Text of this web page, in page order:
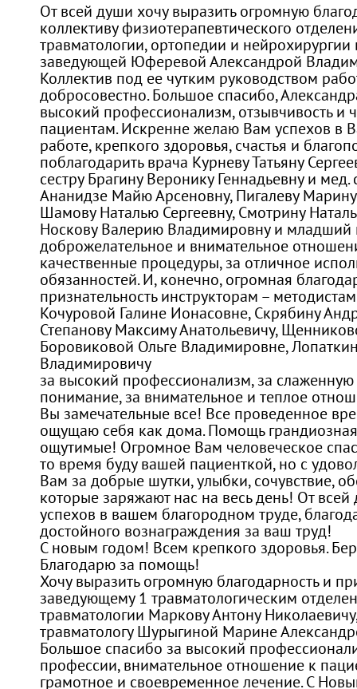
От всей души хочу выразить огромную
коллективу физиотерапевтического
травматологии, ортопедии и нейрохирургии
заведующей Юферевой Александрой
Коллектив под ее чутким руководством
добросовестно. Большое спасибо,
высокий профессионализм, отзывчивость и
пациентам. Искренне желаю Вам успехов в
работе, крепкого здоровья, счастья и
поблагодарить врача Курневу Татьяну
сестру Брагину Веронику Геннадьевну и
Ананидзе Майю Арсеновну, Пигалеву
Шамову Наталью Сергеевну, Смотрину
Носкову Валерию Владимировну и младший
доброжелательное и внимательное
качественные процедуры, за отличное
обязанностей. И, конечно, огромная
признательность инструкторам –
Кочуровой Галине Ионасовне, Скрябину
Степанову Максиму Анатольевичу,
Боровиковой Ольге Владимировне,
Владимировичу
за высокий профессионализм, за слаженную
понимание, за внимательное и теплое
Вы замечательные все! Все проведенное
ощущаю себя как дома. Помощь
ощутимые! Огромное Вам человеческое
то время буду вашей пациенткой, но с
Вам за добрые шутки, улыбки, сочувствие,
которые заряжают нас на весь день! От
успехов в вашем благородном труде,
достойного вознаграждения за ваш труд!
С новым годом! Всем крепкого здоровья.
Благодарю за помощь!
Хочу выразить огромную благодарность и
заведующему 1 травматологическим
травматологии Маркову Антону
травматологу Шурыгиной Марине
Большое спасибо за высокий
профессии, внимательное отношение к
грамотное и своевременное лечение. С